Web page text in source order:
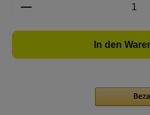
In den